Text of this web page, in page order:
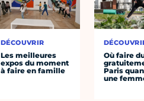
DÉCOUVRIR
Les meilleures
expos du moment
à faire en famille
Où faire
Paris
une